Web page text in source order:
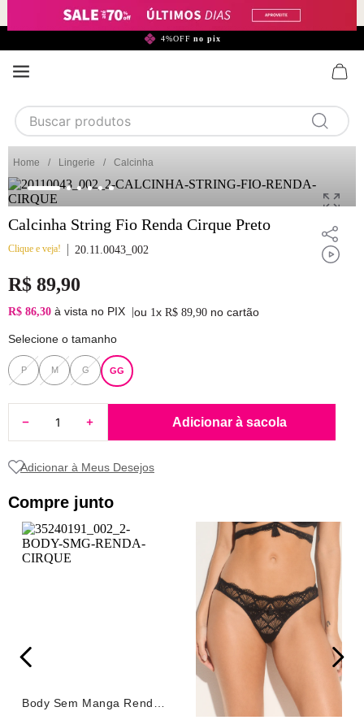
4%OFF no pix
Buscar produtos
1 calcinha
2 sutiã
5 sutiã calcinha
8 renda
9 sutiã renda
Lingerie Calcinha
Calcinha String Fio Renda Cirque Preto
Clique e veja! 20.11.0043_002
R$ 89,90
R$ 86,30 à vista no PIX ou 1x R$ 89,90 no cartão
Selecione o tamanho
P M G GG
Adicionar à sacola
Compre junto
Body Sem Manga Renda